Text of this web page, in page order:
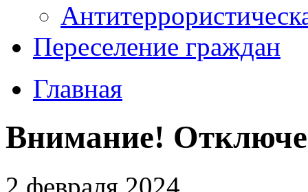
Переселение граждан
Главная
Внимание!
2 февраля 2024